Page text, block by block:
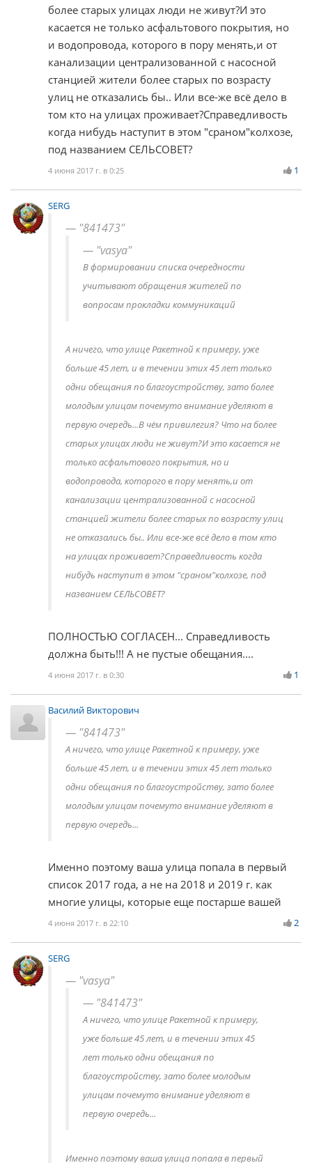
более старых улицах люди не живут?И это
касается не только асфальтового покрытия, но
и водопровода, которого в пору менять,и от
канализации централизованной с насосной
станцией жители более старых по возрасту
улиц не отказались бы.. Или все-же всё дело в
том кто на улицах проживает?Справедливость
когда нибудь наступит в этом "сраном"колхозе,
под названием СЕЛЬСОВЕТ?
4 июня 2017 г. в 0:25 1
SERG
"841473"
"vasya"
В формировании списка очередности
учитывают обращения жителей по
вопросам прокладки коммуникаций
А ничего, что улице Ракетной к примеру, уже
больше 45 лет, и в течении этих 45 лет только
одни обещания по благоустройству, зато более
молодым улицам почемуто внимание уделяют в
первую очередь...В чём привилегия? Что на более
старых улицах люди не живут?И это касается не
только асфальтового покрытия, но и
водопровода, которого в пору менять,и от
канализации централизованной с насосной
станцией жители более старых по возрасту улиц
не отказались бы.. Или все-же всё дело в том кто
на улицах проживает?Справедливость когда
нибудь наступит в этом "сраном"колхозе, под
названием СЕЛЬСОВЕТ?
ПОЛНОСТЬЮ СОГЛАСЕН... Справедливость
должна быть!!! А не пустые обещания....
4 июня 2017 г. в 0:30 1
Василий Викторович
"841473"
А ничего, что улице Ракетной к примеру, уже
больше 45 лет, и в течении этих 45 лет только
одни обещания по благоустройству, зато более
молодым улицам почемуто внимание уделяют в
первую очередь...
Именно поэтому ваша улица попала в первый
список 2017 года, а не на 2018 и 2019 г. как
многие улицы, которые еще постарше вашей
4 июня 2017 г. в 22:10 2
SERG
"vasya"
"841473"
А ничего, что улице Ракетной к примеру,
уже больше 45 лет, и в течении этих 45
лет только одни обещания по
благоустройству, зато более молодым
улицам почемуто внимание уделяют в
первую очередь...
Именно поэтому ваша улица попала в первый